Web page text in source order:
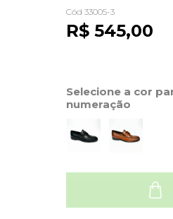
Cód 33005-3
R$ 545,00
Selecione a cor
numeração